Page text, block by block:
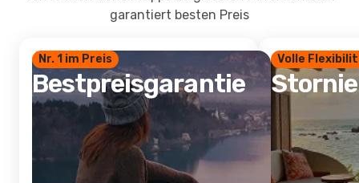
garantiert besten Preis
Nr. 1 im Preis
Bestpreisgarantie
Volle